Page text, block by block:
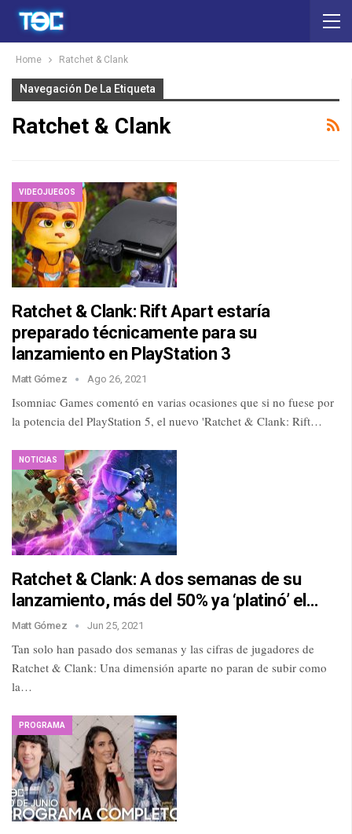
Home Ratchet & Clank
Navegación De La Etiqueta
Ratchet & Clank
VIDEOJUEGOS
Ratchet & Clank: Rift Apart estaría
preparado técnicamente para su
lanzamiento en PlayStation 3
Matt Gómez Ago 26, 2021
Isomniac Games comentó en varias ocasiones que si no fuese por
la potencia del PlayStation 5, el nuevo 'Ratchet & Clank: Rift…
NOTICIAS
Ratchet & Clank: A dos semanas de su
lanzamiento, más del 50% ya ‘platinó’ el…
Matt Gómez Jun 25, 2021
Tan solo han pasado dos semanas y las cifras de jugadores de
Ratchet & Clank: Una dimensión aparte no paran de subir como
la…
PROGRAMA